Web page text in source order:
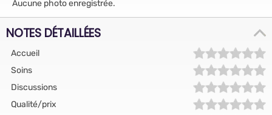
Aucune photo enregistrée.
NOTES DÉTAILLÉES
Accueil
Soins
Discussions
Qualité/prix